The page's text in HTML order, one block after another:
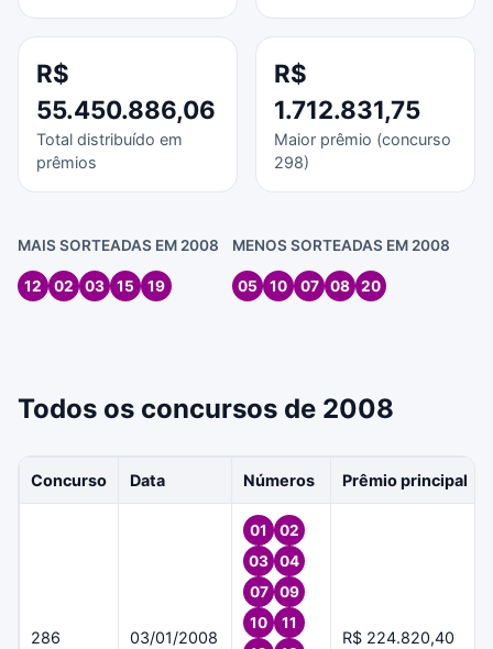
R$
55.450.886,06
Total distribuído em
prêmios
R$
1.712.831,75
Maior prêmio (concurso
298)
MAIS SORTEADAS EM 2008
12 02 03 15 19
MENOS SORTEADAS EM 2008
05 10 07 08 20
Todos os concursos de 2008
Concurso Data Números Prêmio principal
286 03/01/2008
01
02
03
04
07
09
10
11
R$ 224.820,40